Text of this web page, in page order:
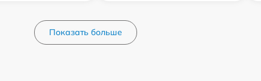
Показать больше